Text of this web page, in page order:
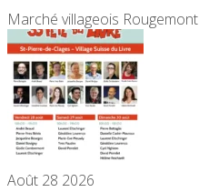
Marché villageois Rougemont
Août 28 2026